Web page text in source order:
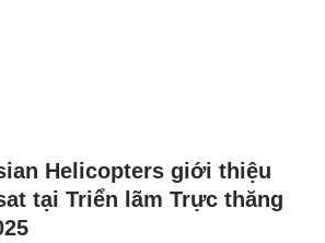
Helicopters giới thiệu
tại Triển lãm Trực thăng